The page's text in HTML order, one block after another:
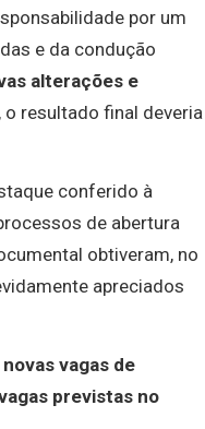
por um
e da condução
alterações e
resultado final deveria
conferido à
de abertura
obtiveram, no
apreciados
vagas de
previstas no